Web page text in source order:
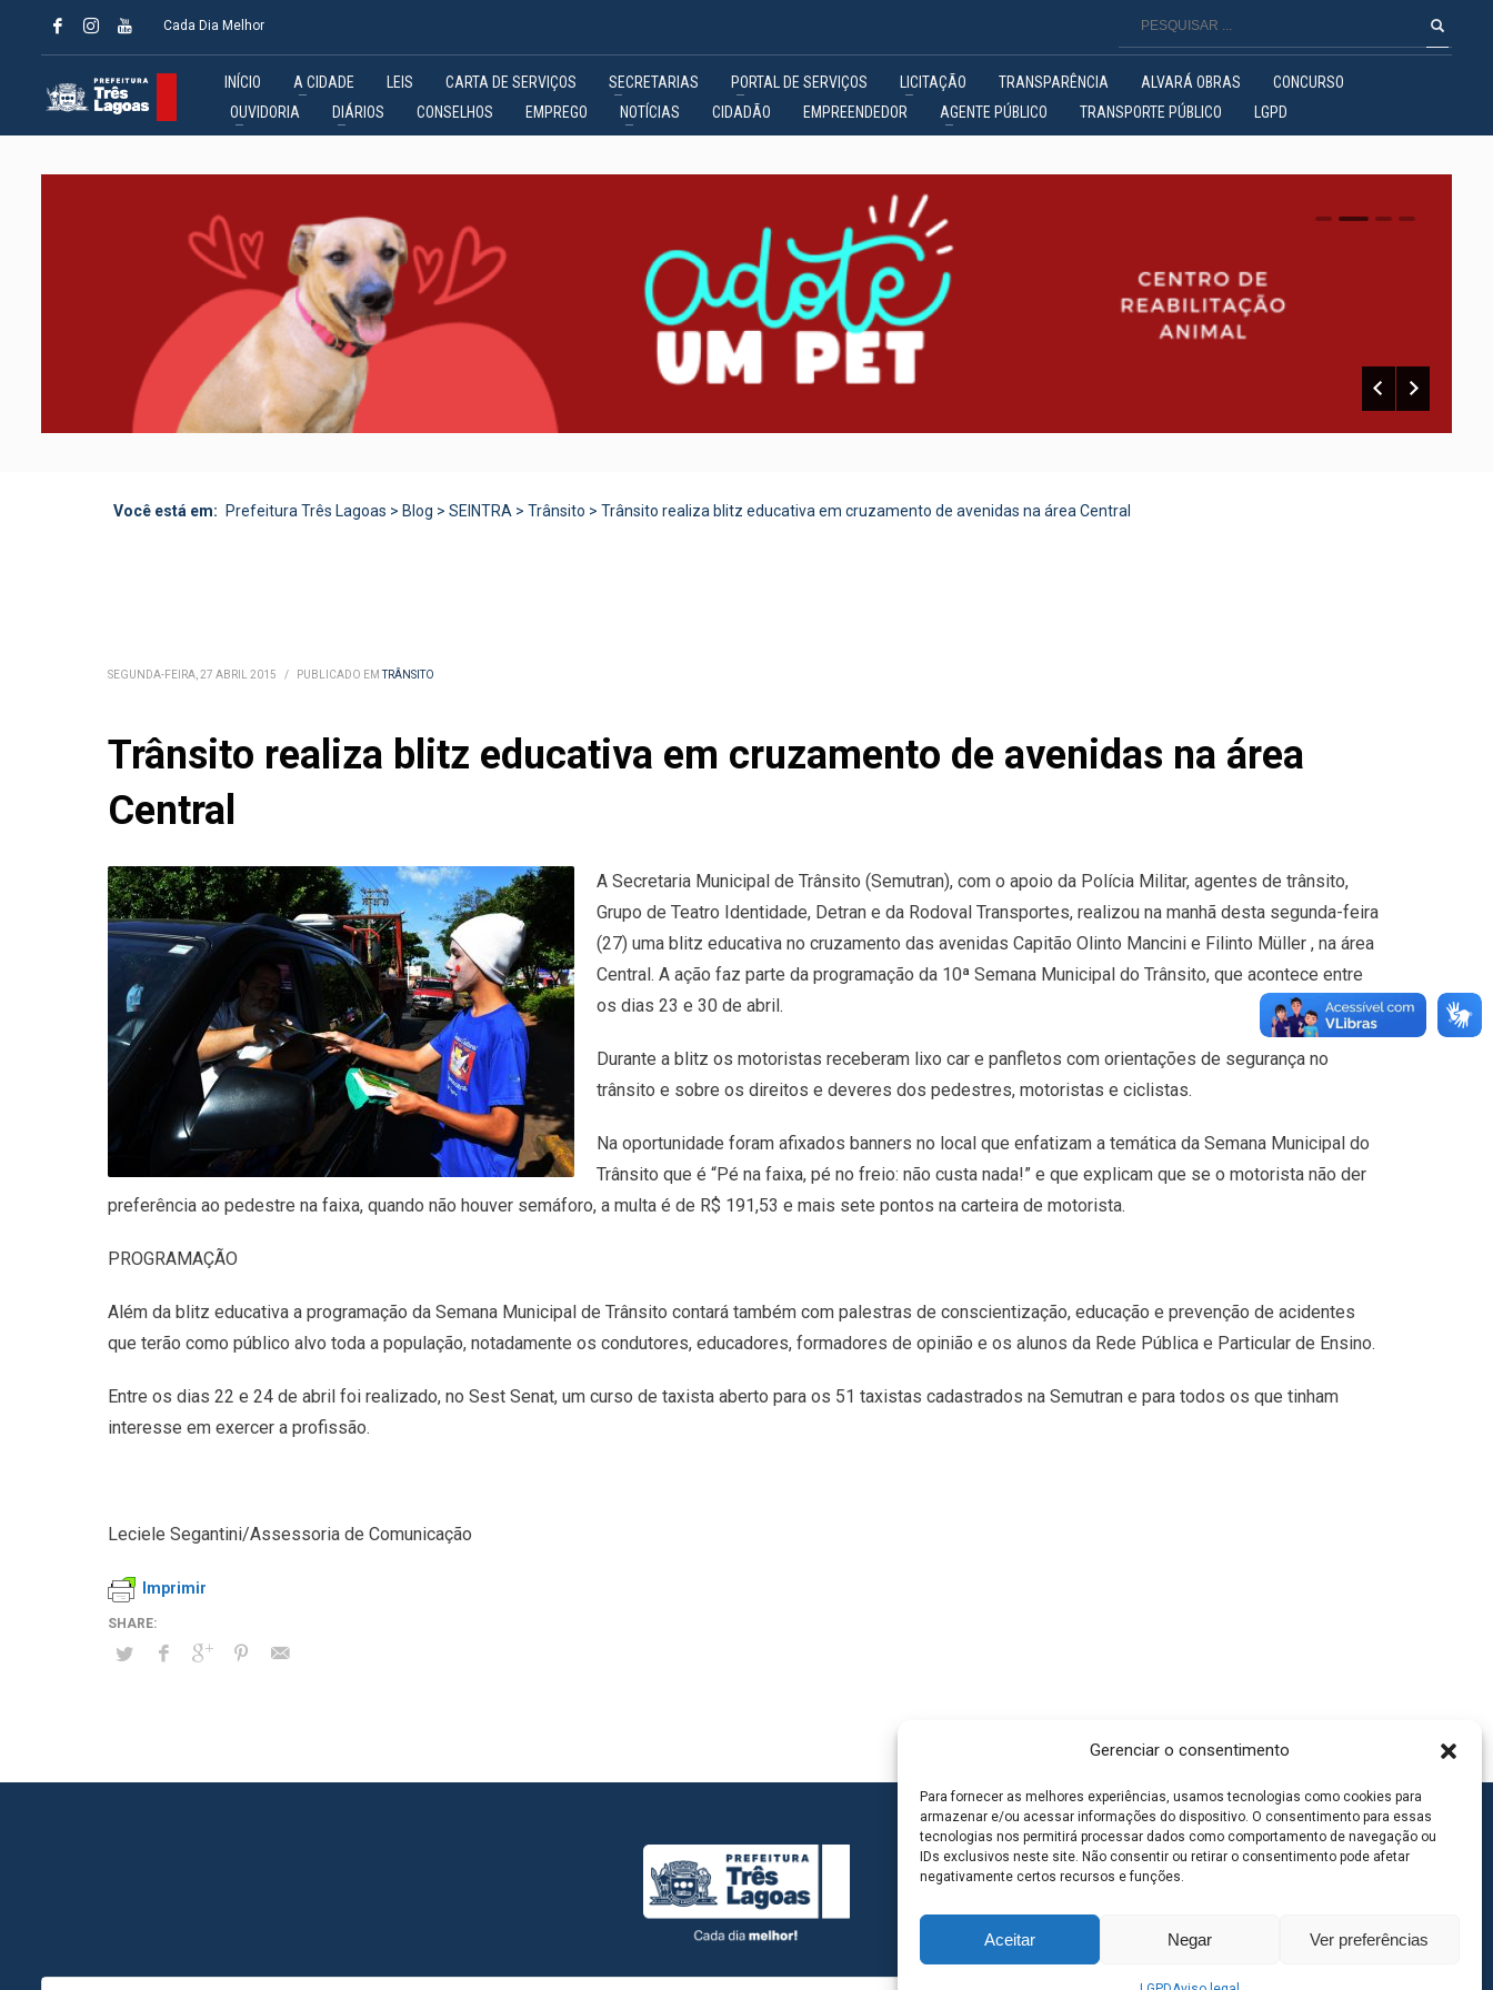
Gerenciar o consentimento
Para fornecer as melhores experiências, usamos tecnologias como cookies para
armazenar e/ou acessar informações do dispositivo. O consentimento para essas
tecnologias nos permitirá processar dados como comportamento de navegação ou
IDs exclusivos neste site. Não consentir ou retirar o consentimento pode afetar
negativamente certos recursos e funções.
Aceitar Negar Ver preferências
Cada Dia Melhor
INÍCIO A CIDADE LEIS CARTA DE SERVIÇOS SECRETARIAS PORTAL DE SERVIÇOS LICITAÇÃO TRANSPARÊNCIA ALVARÁ OBRAS
CONCURSO
OUVIDORIA
DIÁRIOS CONSELHOS EMPREGO NOTÍCIAS CIDADÃO EMPREENDEDOR AGENTE PÚBLICO TRANSPORTE PÚBLICO LGPD
0 1 2
Você está em: Prefeitura Três Lagoas > Blog > SEINTRA > Trânsito > Trânsito realiza blitz educativa em cruzamento de avenidas na área Central
SEGUNDA-FEIRA, 27 ABRIL 2015 / PUBLICADO EM TRÂNSITO
Trânsito realiza blitz educativa em cruzamento de avenidas na área
Central
A Secretaria Municipal de Trânsito (Semutran), com o apoio da Polícia Militar, agentes de trânsito,
Grupo de Teatro Identidade, Detran e da Rodoval Transportes, realizou na manhã desta segunda-feira
(27) uma blitz educativa no cruzamento das avenidas Capitão Olinto Mancini e Filinto Müller , na área
Central. A ação faz parte da programação da 10ª Semana Municipal do Trânsito, que acontece entre
os dias 23 e 30 de abril.
Durante a blitz os motoristas receberam lixo car e panfletos com orientações de segurança no
trânsito e sobre os direitos e deveres dos pedestres, motoristas e ciclistas.
Na oportunidade foram afixados banners no local que enfatizam a temática da Semana Municipal do
Trânsito que é “Pé na faixa, pé no freio: não custa nada!” e que explicam que se o motorista não der
preferência ao pedestre na faixa, quando não houver semáforo, a multa é de R$ 191,53 e mais sete pontos na carteira de motorista.
PROGRAMAÇÃO
Além da blitz educativa a programação da Semana Municipal de Trânsito contará também com palestras de conscientização, educação e prevenção de acidentes
que terão como público alvo toda a população, notadamente os condutores, educadores, formadores de opinião e os alunos da Rede Pública e Particular de Ensino.
Entre os dias 22 e 24 de abril foi realizado, no Sest Senat, um curso de taxista aberto para os 51 taxistas cadastrados na Semutran e para todos os que tinham
interesse em exercer a profissão.
Leciele Segantini/Assessoria de Comunicação
Imprimir